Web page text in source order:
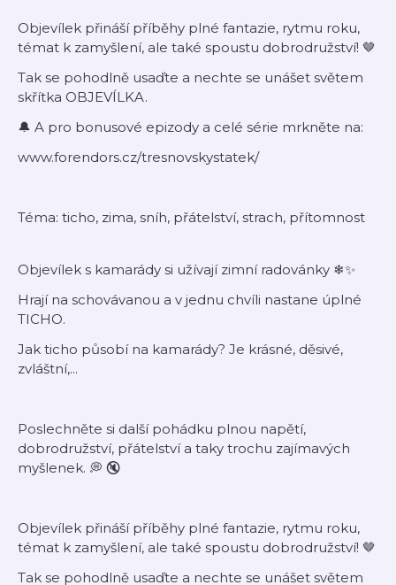
Objevílek přináší příběhy plné fantazie, rytmu roku,
témat k zamyšlení, ale také spoustu dobrodružství! 🤎
Tak se pohodlně usaďte a nechte se unášet světem
skřítka OBJEVÍLKA.
🔔 A pro bonusové epizody a celé série mrkněte na:
www.forendors.cz/tresnovskystatek/
Téma: ticho, zima, sníh, přátelství, strach, přítomnost
Objevílek s kamarády si užívají zimní radovánky ❄✨
Hrají na schovávanou a v jednu chvíli nastane úplné
TICHO.
Jak ticho působí na kamarády? Je krásné, děsivé,
zvláštní,...
Poslechněte si další pohádku plnou napětí,
dobrodružství, přátelství a taky trochu zajímavých
myšlenek. 💭 🔇
Objevílek přináší příběhy plné fantazie, rytmu roku,
témat k zamyšlení, ale také spoustu dobrodružství! 🤎
Tak se pohodlně usaďte a nechte se unášet světem